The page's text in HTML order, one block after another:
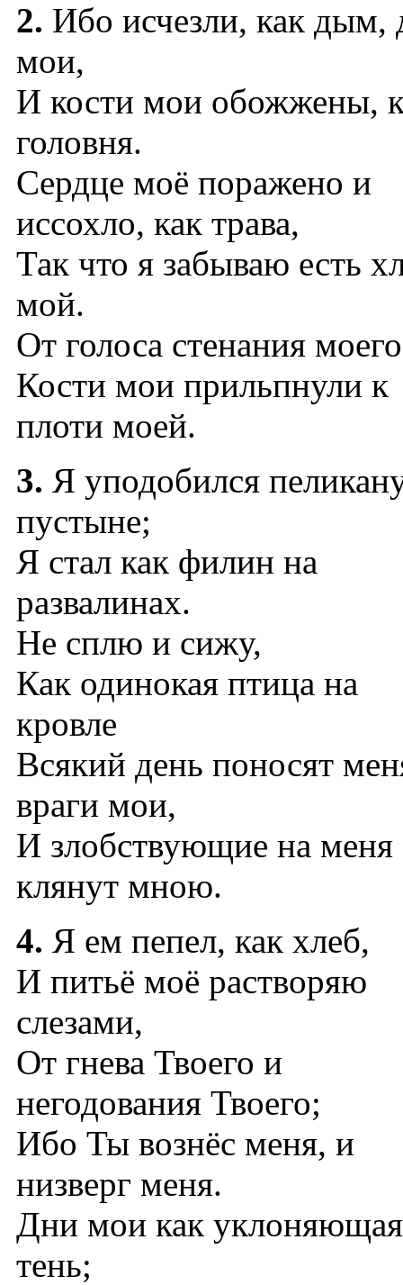
2. Ибо исчезли, как дым,
мои,
И кости мои обожжены,
головня.
Сердце моё поражено и
иссохло, как трава,
Так что я забываю есть
мой.
От голоса стенания моего
Кости мои прильпнули к
плоти моей.
3. Я уподобился
пустыне;
Я стал как филин на
развалинах.
Не сплю и сижу,
Как одинокая птица на
кровле
Всякий день поносят
враги мои,
И злобствующие на меня
клянут мною.
4. Я ем пепел, как хлеб,
И питьё моё растворяю
слезами,
От гнева Твоего и
негодования Твоего;
Ибо Ты вознёс меня, и
низверг меня.
Дни мои как
тень;